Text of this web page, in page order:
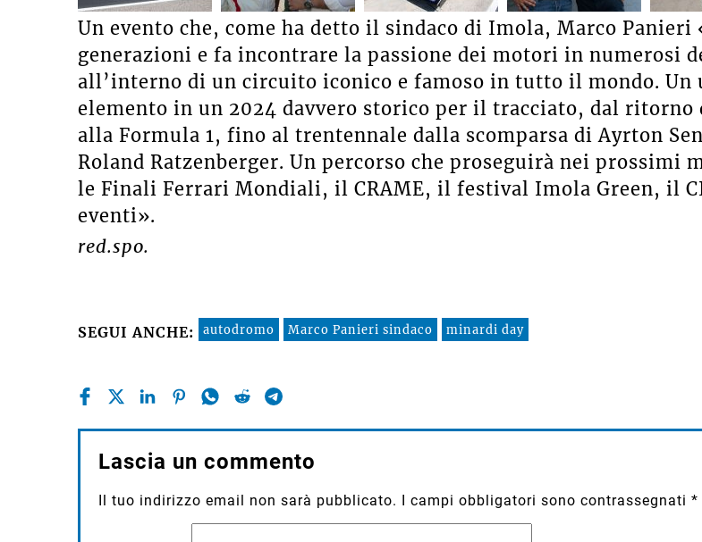
Un evento che, come ha detto il sindaco di Imola, Marco Panieri
generazioni e fa incontrare la passione dei motori in numerosi
all’interno di un circuito iconico e famoso in tutto il mondo. Un
elemento in un 2024 davvero storico per il tracciato, dal ritorno
alla Formula 1, fino al trentennale dalla scomparsa di Ayrton
Roland Ratzenberger. Un percorso che proseguirà nei prossimi
le Finali Ferrari Mondiali, il CRAME, il festival Imola Green, il
eventi».
red.spo.
SEGUI ANCHE: autodromo Marco Panieri sindaco minardi day
Lascia un commento
Il tuo indirizzo email non sarà pubblicato. I campi obbligatori sono contrassegnati *